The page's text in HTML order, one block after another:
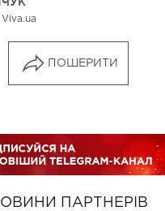
ПОШЕРИТИ
ПАРТНЕРІВ